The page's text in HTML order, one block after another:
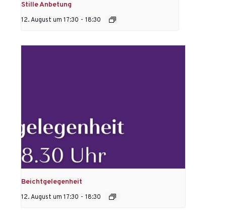
Stille Anbetung
12. August um 17:30 - 18:30
Beichtgelegenheit
12. August um 17:30 - 18:30